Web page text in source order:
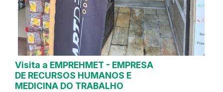
Visita a EMPREHMET - EMPRESA
DE RECURSOS HUMANOS E
MEDICINA DO TRABALHO